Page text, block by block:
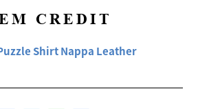
CREDIT
Shirt Nappa Leather